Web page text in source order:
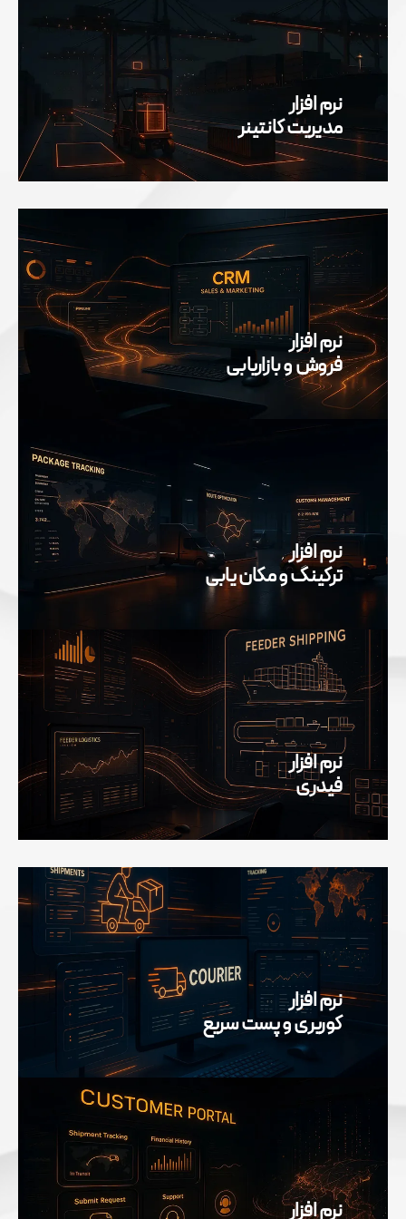
نرم افزار
مدیریت کانتینر
نرم افزار
فروش و بازاریابی
نرم افزار
ترکینگ و مکان یابی
نرم افزار
فیدری
نرم افزار
کوریری و پست سریع
نرم افزار